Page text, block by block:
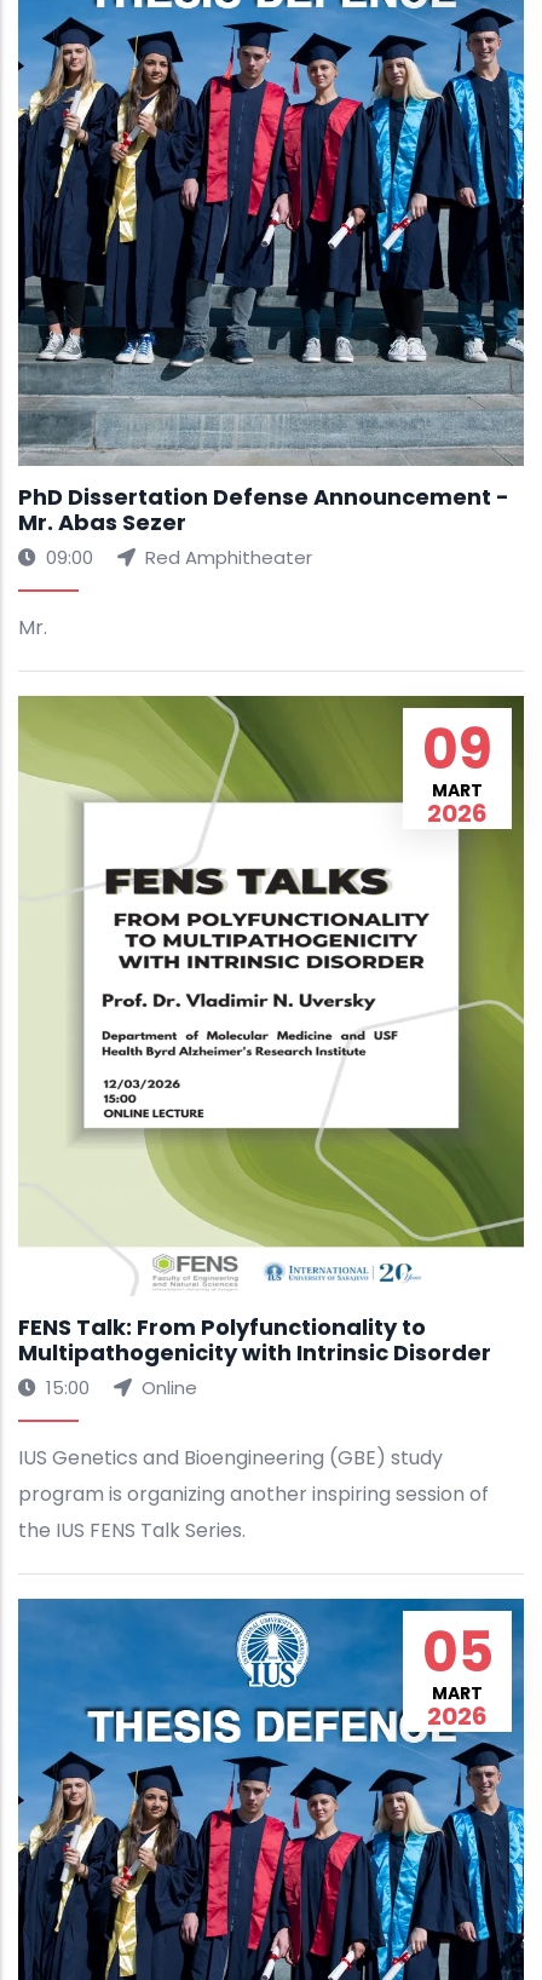
PhD Dissertation Defense Announcement -
Mr. Abas Sezer
09:00 Red Amphitheater
Mr.
09
MART
2026
FENS Talk: From Polyfunctionality to
Multipathogenicity with Intrinsic Disorder
15:00 Online
IUS Genetics and Bioengineering (GBE) study
program is organizing another inspiring session of
the IUS FENS Talk Series.
05
MART
2026